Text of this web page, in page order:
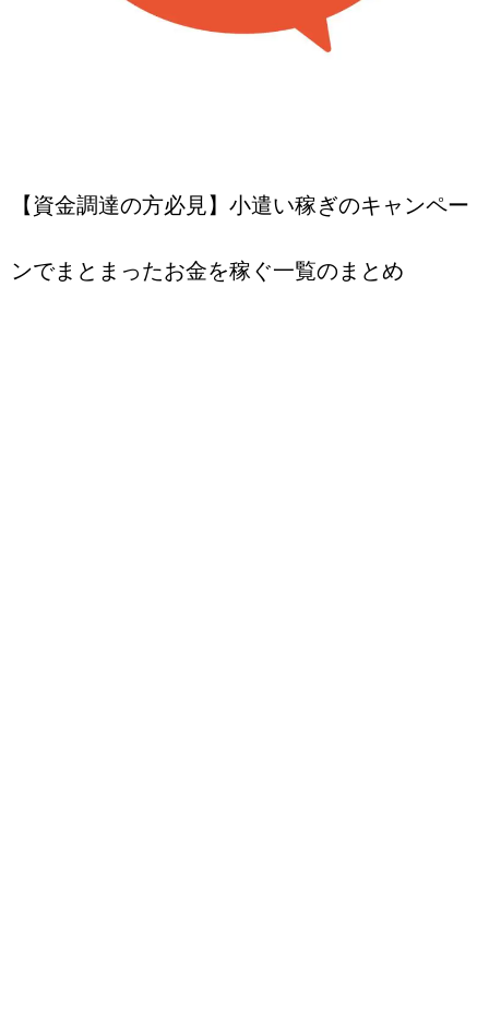
【資金調達の方必見】小遣い稼ぎのキャンペー
ンでまとまったお金を稼ぐ一覧のまとめ